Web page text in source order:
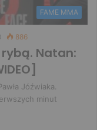
FAME MMA
886
Natan:
Jóźwiaka.
minut